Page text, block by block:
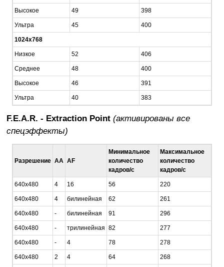
Высокое 49 398
Ультра 45 400
1024х768
Низкое 52 406
Среднее 48 400
Высокое 46 391
Ультра 40 383
F.E.A.R. - Extraction Point (активированы все
спецэффекты)
Разрешение AA AF
Минимальное
количество
кадров/c
Максимальное
количество
кадров/c
640x480 4 16 56 220
640x480 4 билинейная 62 261
640x480 - билинейная 91 296
640x480 - трилинейная 82 277
640x480 - 4 78 278
640x480 2 4 64 268